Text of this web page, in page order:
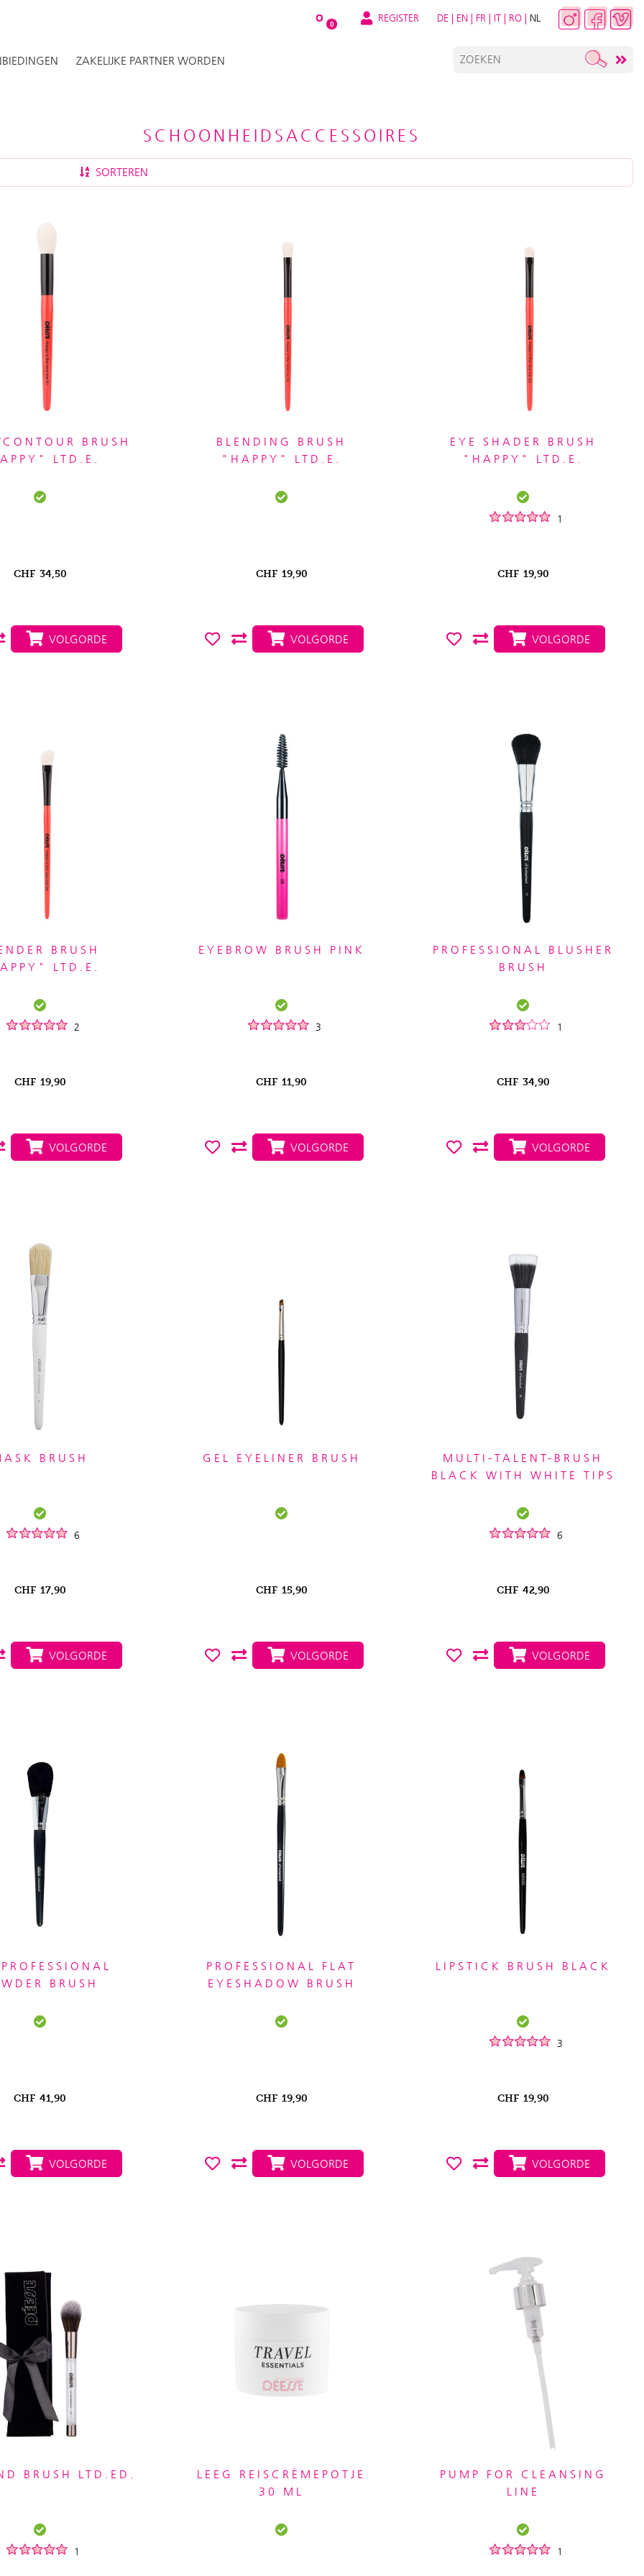
O 0 REGISTER DE | EN | FR | IT | RO | NL
ZAKELIJKE PARTNER WORDEN
SCHOONHEIDSACCESSOIRES
SORTEREN
BRUSH
LTD.E.
CHF 34,50
VOLGORDE
BLENDING BRUSH
"HAPPY" LTD.E.
CHF 19,90
VOLGORDE
EYE SHADER BRUSH
"HAPPY" LTD.E.
1
CHF 19,90
VOLGORDE
BRUSH
LTD.E.
2
CHF 19,90
VOLGORDE
EYEBROW BRUSH PINK
3
CHF 11,90
VOLGORDE
PROFESSIONAL BLUSHER
BRUSH
1
CHF 34,90
VOLGORDE
BRUSH
6
CHF 17,90
VOLGORDE
GEL EYELINER BRUSH
CHF 15,90
VOLGORDE
MULTI-TALENT-BRUSH
BLACK WITH WHITE TIPS
6
CHF 42,90
VOLGORDE
BRUSH
CHF 41,90
VOLGORDE
PROFESSIONAL FLAT
EYESHADOW BRUSH
CHF 19,90
VOLGORDE
LIPSTICK BRUSH BLACK
3
CHF 19,90
VOLGORDE
BRUSH LTD.ED.
1
LEEG REISCRÈMEPOTJE
30 ML
PUMP FOR CLEANSING
LINE
1